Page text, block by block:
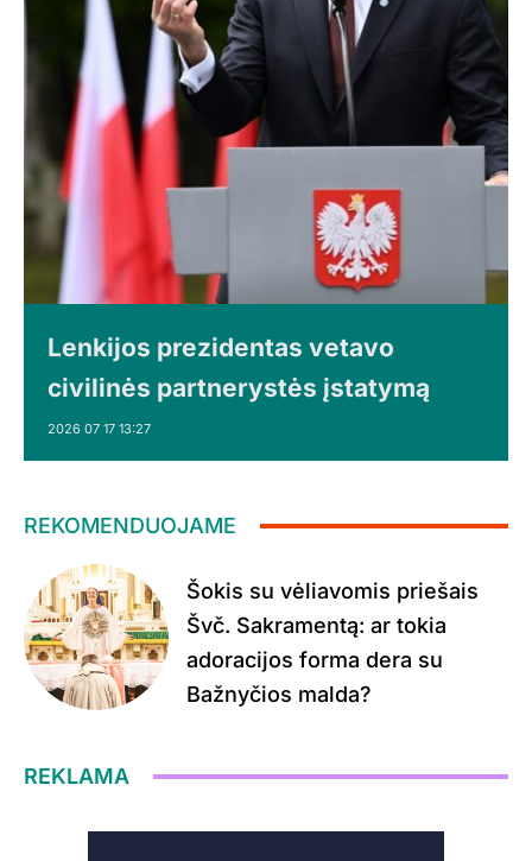
Lenkijos prezidentas vetavo
civilinės partnerystės įstatymą
2026 07 17 13:27
REKOMENDUOJAME
Šokis su vėliavomis priešais
Švč. Sakramentą: ar tokia
adoracijos forma dera su
Bažnyčios malda?
REKLAMA